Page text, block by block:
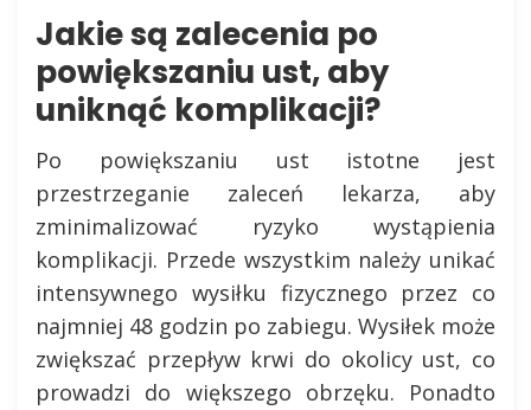
Jakie są zalecenia po
powiększaniu ust, aby
uniknąć komplikacji?
Po powiększaniu ust istotne jest
przestrzeganie zaleceń lekarza, aby
zminimalizować ryzyko wystąpienia
komplikacji. Przede wszystkim należy unikać
intensywnego wysiłku fizycznego przez co
najmniej 48 godzin po zabiegu. Wysiłek może
zwiększać przepływ krwi do okolicy ust, co
prowadzi do większego obrzęku. Ponadto